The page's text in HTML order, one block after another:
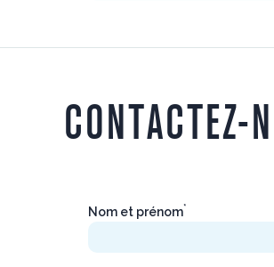
CONTACTEZ-
Nom et prénom*